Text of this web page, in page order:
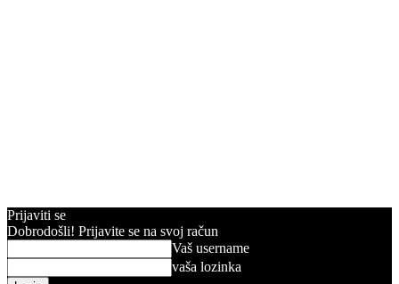
Prijaviti se
Dobrodošli! Prijavite se na svoj račun
Vaš username
vaša lozinka